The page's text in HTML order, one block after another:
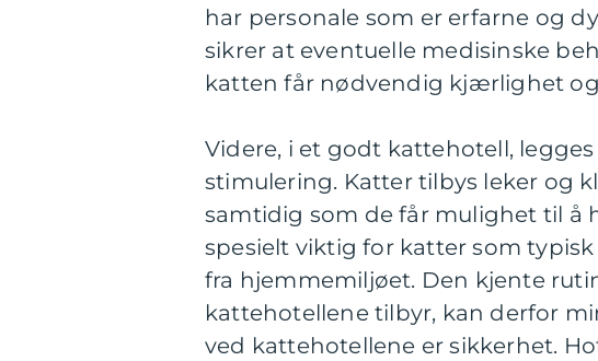
har personale som er erfarne og
sikrer at eventuelle medisinske
katten får nødvendig kjærlighet
Videre, i et godt kattehotell,
stimulering. Katter tilbys leker og
samtidig som de får mulighet til å
spesielt viktig for katter som
fra hjemmemiljøet. Den kjente
kattehotellene tilbyr, kan derfor
ved kattehotellene er sikkerhet.